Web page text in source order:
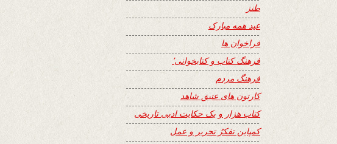
طنز
عید همه مبارک
فراخوان ها
فرهنگ کتاب و کتابخوانی٬
فرهنگ مردم
کارتون های عتیق شاهد
کتاب هزار و یک حکایت ادبی تاریخی
کمپاین تفکرُ تحریر و عمل